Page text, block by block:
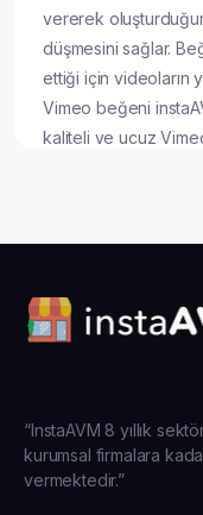
vererek
düşmesini sağlar.
ettiği için videoların
Vimeo beğeni
kaliteli ve ucuz
instaAVM Vimeo
üreticisinin
saat içerisinde
Ciddi emekler
“InstaAVM 8 yıllık
kurumsal firmalara
vermektedir.”